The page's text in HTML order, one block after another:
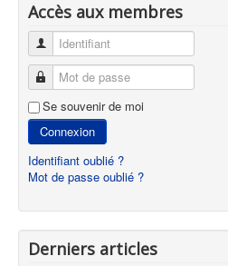
Accès aux membres
Identifiant
Mot de passe
Se souvenir de moi
Connexion
Identifiant oublié ?
Mot de passe oublié ?
Derniers articles